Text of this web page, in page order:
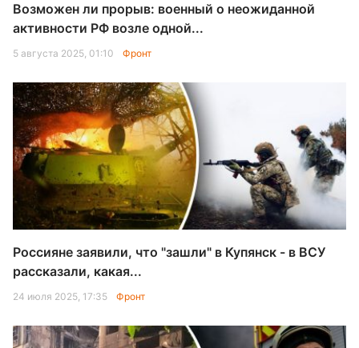
Возможен ли прорыв: военный о неожиданной
активности РФ возле одной...
5 августа 2025, 01:10 Фронт
Россияне заявили, что "зашли" в Купянск - в ВСУ
рассказали, какая...
24 июля 2025, 17:35 Фронт